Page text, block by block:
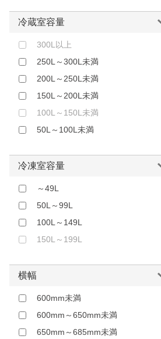
替え時期を解説！
BIC WAVE
冷蔵室容量
300L以上
250L～300L未満
200L～250L未満
150L～200L未満
100L～150L未満
50L～100L未満
冷凍室容量
～49L
50L～99L
100L～149L
150L～199L
横幅
600mm未満
600mm～650mm未満
650mm～685mm未満